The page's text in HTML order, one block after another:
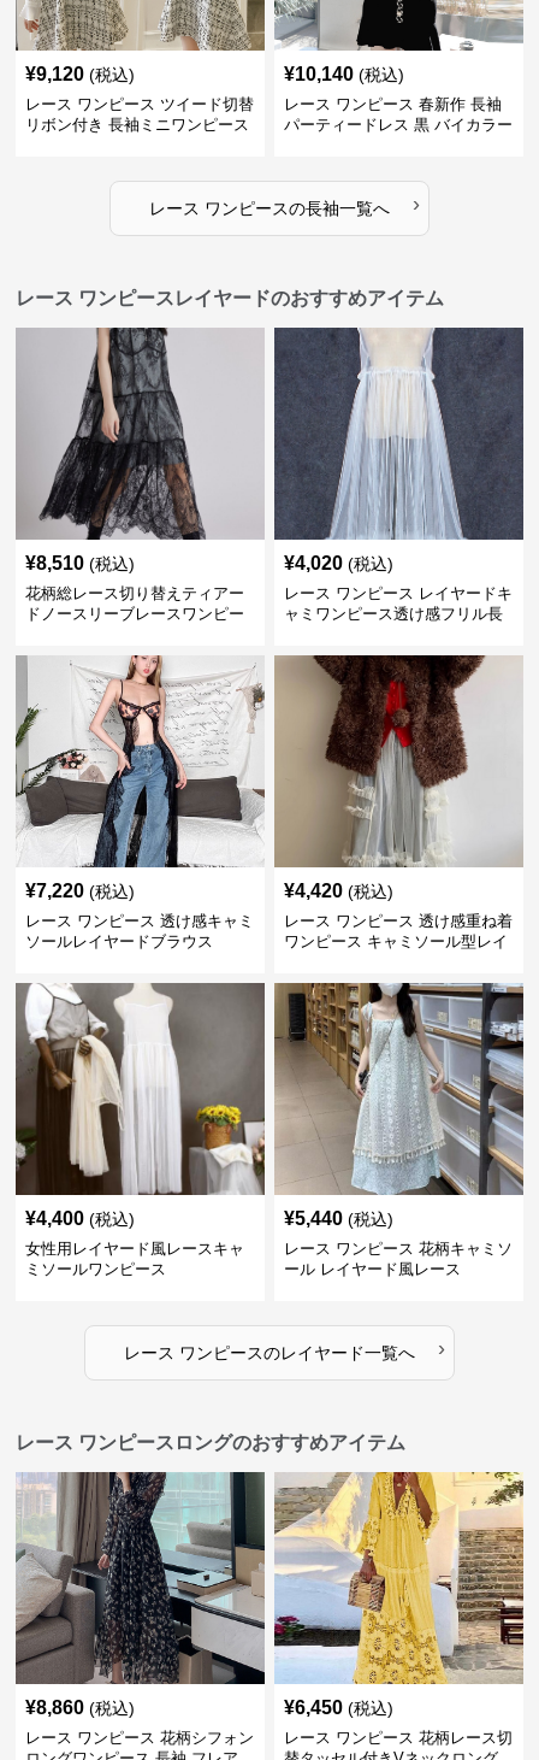
¥9,120 (税込)
レース ワンピース ツイード切替
リボン付き 長袖ミニワンピース
¥10,140 (税込)
レース ワンピース 春新作 長袖
パーティードレス 黒 バイカラー
レース ワンピースの長袖一覧へ ›
レース ワンピースレイヤードのおすすめアイテム
¥8,510 (税込)
花柄総レース切り替えティアー
ドノースリーブレースワンピー
¥4,020 (税込)
レース ワンピース レイヤードキ
ャミワンピース透け感フリル長
¥7,220 (税込)
レース ワンピース 透け感キャミ
ソールレイヤードブラウス
¥4,420 (税込)
レース ワンピース 透け感重ね着
ワンピース キャミソール型レイ
¥4,400 (税込)
女性用レイヤード風レースキャ
ミソールワンピース
¥5,440 (税込)
レース ワンピース 花柄キャミソ
ール レイヤード風レース
レース ワンピースのレイヤード一覧へ ›
レース ワンピースロングのおすすめアイテム
¥8,860 (税込)
レース ワンピース 花柄シフォン
¥6,450 (税込)
レース ワンピース 花柄レース切